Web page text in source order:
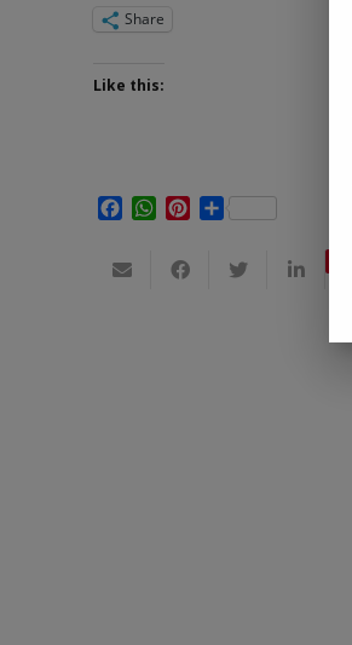
Share
Like this:
Facebook
WhatsApp
Pinterest
Share